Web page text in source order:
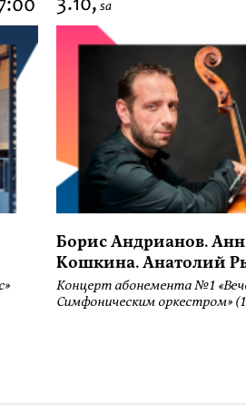
3.10, sa
Борис Андрианов.
Кошкина. Анатолий
Концерт абонемента №1
Симфоническим оркестром»
сервисов веб-аналитики